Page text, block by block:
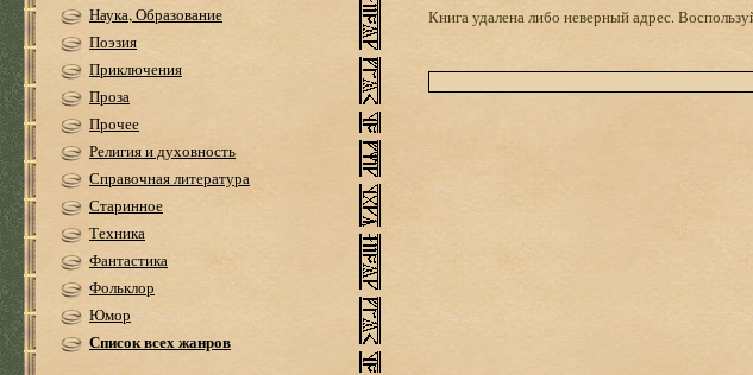
Наука, Образование
Поэзия
Приключения
Проза
Прочее
Религия и духовность
Справочная литература
Старинное
Техника
Фантастика
Фольклор
Юмор
Список всех жанров
Книга удалена либо неверный адрес.